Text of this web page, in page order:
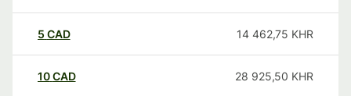
5 CAD 14 462,75 KHR
10CAD 28 925,50 KHR